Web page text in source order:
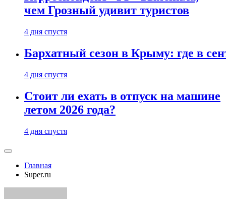
чем Грозный удивит туристов
4 дня спустя
Бархатный сезон в Крыму: где в
4 дня спустя
Стоит ли ехать в отпуск на машине
летом 2026 года?
4 дня спустя
Главная
Super.ru